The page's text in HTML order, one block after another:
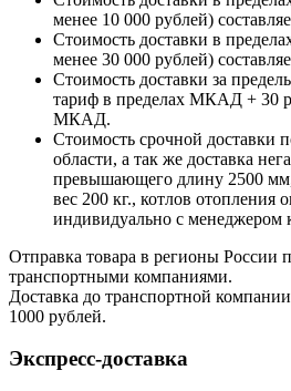
менее 10 000 рублей)
Стоимость доставки в
менее 30 000 рублей)
Стоимость доставки за
тариф в пределах МКАД + 30
МКАД.
Стоимость срочной доставки
области, а так же доставка
превышающего длину 2500
вес 200 кг., котлов отопления
индивидуально с менеджером
Отправка товара в регионы России
транспортными компаниями.
Доставка до транспортной
1000 рублей.
Экспресс-доставка